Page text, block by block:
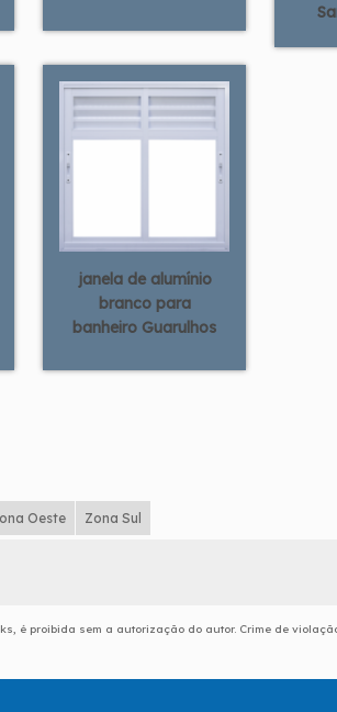
janela de alumínio
branco para
banheiro Guarulhos
Oeste Zona Sul
é proibida sem a autorização do autor. Crime de